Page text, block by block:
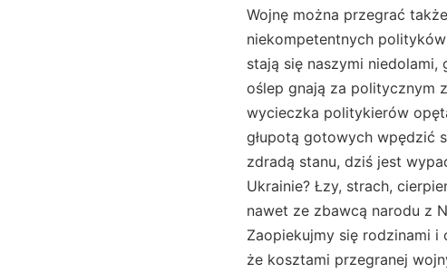
Wojnę można przegrać
niekompetentnych
stają się naszymi
oślep gnają za politycznym
wycieczka politykierów
głupotą gotowych wpędzić
zdradą stanu, dziś jest
Ukrainie? Łzy, strach,
nawet ze zbawcą narodu z
Zaopiekujmy się rodzinami i
że kosztami przegranej